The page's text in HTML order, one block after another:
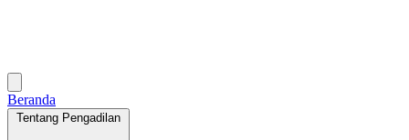
Beranda
Tentang Pengadilan